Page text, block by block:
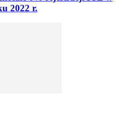
2022 r.